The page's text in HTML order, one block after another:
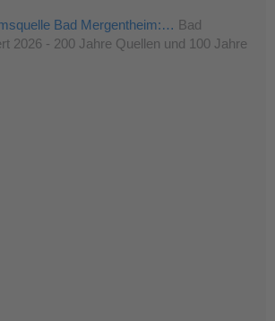
Bad Mergentheim:… Bad
2026 - 200 Jahre Quellen und 100 Jahre